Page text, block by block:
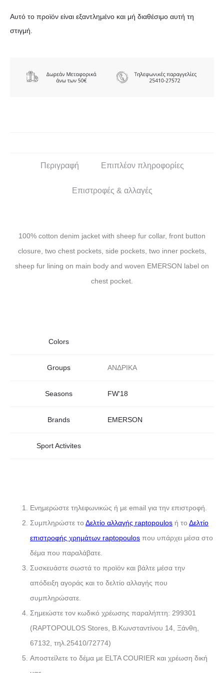
Αυτό το προϊόν είναι εξαντλημένο και μή διαθέσιμο αυτή τη
στιγμή.
Περιγραφή Επιπλέον πληροφορίες
Επιστροφές & αλλαγές
100% cotton denim jacket with sheep fur collar, front button
closure, two chest pockets, side pockets, two inner pockets,
sheep fur lining on main body and woven EMERSON label on
chest pocket.
Colors
Groups ΑΝΔΡΙΚΑ
Seasons FW'18
Brands EMERSON
Sport Activites
Ενημερώστε τηλεφωνικώς ή με email για την επιστροφή.
Συμπληρώστε το Δελτίο αλλαγής raptopoulos ή το Δελτίο
επιστροφής χρημάτων raptopoulos που υπάρχει μέσα στο
δέμα που παραλάβατε.
Συσκευάστε σωστά το προϊόν και βάλτε μέσα την
απόδειξη αγοράς και το δελτίο αλλαγής που
συμπληρώσατε.
Σημειώστε τον κωδικό χρέωσης παραλήπτη: 299301
(RAPTOPOULOS Stores, Β.Κωνσταντίνου 14, Ξάνθη,
67132, τηλ.25410/72774)
Αποστείλετε το δέμα με ELTA COURIER και χρέωση δική